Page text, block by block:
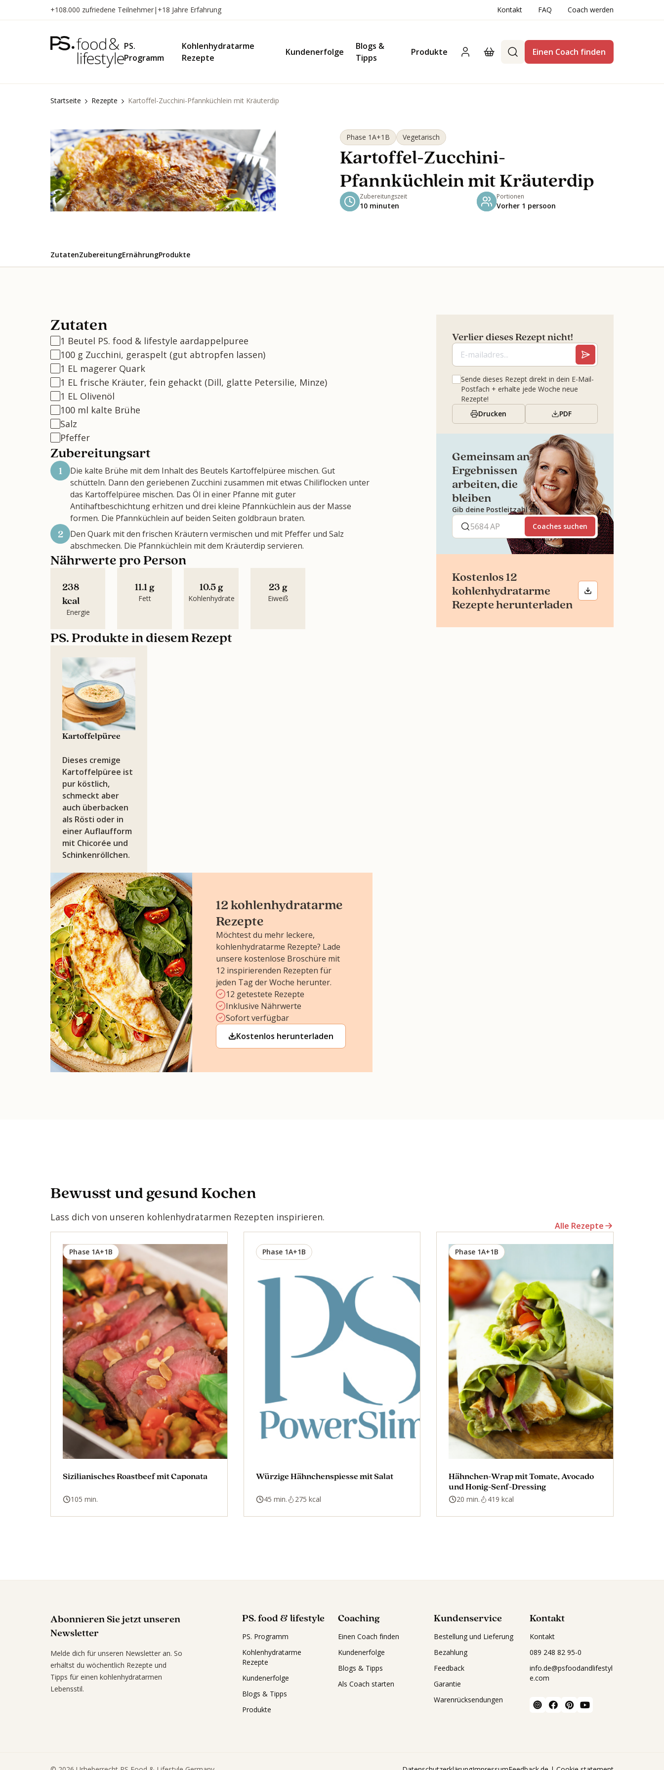
Inhalt
+108.000 zufriedene Teilnehmer| +18 Jahre Erfahrung Kontakt FAQ Coach werden
PS.
Programm
Kohlenhydratarme
Rezepte
Kundenerfolge
Blogs &
Tipps
Produkte Einen Coach finden
Startseite Rezepte Kartoffel-Zucchini-Pfannküchlein mit Kräuterdip
Phase 1A+1B Vegetarisch
Kartoffel-Zucchini-
Pfannküchlein mit Kräuterdip
Zubereitungszeit
10 minuten
Portionen
Vorher 1 persoon
ZutatenZubereitungErnährungProdukte
Zutaten
1 Beutel PS. food & lifestyle aardappelpuree
100 g Zucchini, geraspelt (gut abtropfen lassen)
1 EL magerer Quark
1 EL frische Kräuter, fein gehackt (Dill, glatte Petersilie, Minze)
1 EL Olivenöl
100 ml kalte Brühe
Salz
Pfeffer
Zubereitungsart
1
Die kalte Brühe mit dem Inhalt des Beutels Kartoffelpüree mischen. Gut
schütteln. Dann den geriebenen Zucchini zusammen mit etwas Chiliflocken unter
das Kartoffelpüree mischen. Das Öl in einer Pfanne mit guter
Antihaftbeschichtung erhitzen und drei kleine Pfannküchlein aus der Masse
formen. Die Pfannküchlein auf beiden Seiten goldbraun braten.
2
Den Quark mit den frischen Kräutern vermischen und mit Pfeffer und Salz
abschmecken. Die Pfannküchlein mit dem Kräuterdip servieren.
Nährwerte pro Person
238
kcal
Energie
11.1 g
Fett
10.5 g
Kohlenhydrate
23 g
Eiweiß
PS. Produkte in diesem Rezept
Kartoffelpüree
Dieses cremige
Kartoffelpüree ist
pur köstlich,
schmeckt aber
auch überbacken
als Rösti oder in
einer Auflaufform
mit Chicorée und
Schinkenröllchen.
12 kohlenhydratarme
Rezepte
Möchtest du mehr leckere,
kohlenhydratarme Rezepte? Lade
unsere kostenlose Broschüre mit
12 inspirierenden Rezepten für
jeden Tag der Woche herunter.
12 getestete Rezepte
Inklusive Nährwerte
Sofort verfügbar
Kostenlos herunterladen
Verlier dieses Rezept nicht!
Sende dieses Rezept direkt in dein E-Mail-
Postfach + erhalte jede Woche neue
Rezepte!
Drucken
PDF
Gemeinsam an
Ergebnissen
arbeiten, die
bleiben
Gib deine Postleitzahl ein
Coaches suchen
Kostenlos 12
kohlenhydratarme
Rezepte herunterladen
Bewusst und gesund Kochen
Lass dich von unseren kohlenhydratarmen Rezepten inspirieren.
Alle Rezepte
Phase 1A+1B
Sizilianisches Roastbeef mit Caponata
105 min.
Phase 1A+1B
Würzige Hähnchenspiesse mit Salat
45 min. 275 kcal
Phase 1A+1B
Hähnchen-Wrap mit Tomate, Avocado
und Honig-Senf-Dressing
20 min. 419 kcal
Abonnieren Sie jetzt unseren
Newsletter
Melde dich für unseren Newsletter an. So
erhältst du wöchentlich Rezepte und
Tipps für einen kohlenhydratarmen
Lebensstil.
PS. food & lifestyle
PS. Programm
Kohlenhydratarme
Rezepte
Kundenerfolge
Blogs & Tipps
Produkte
Coaching
Einen Coach finden
Kundenerfolge
Blogs & Tipps
Als Coach starten
Kundenservice
Bestellung und Lieferung
Bezahlung
Feedback
Garantie
Warenrücksendungen
Kontakt
Kontakt
089 248 82 95-0
info.de@psfoodandlifestyl
e.com